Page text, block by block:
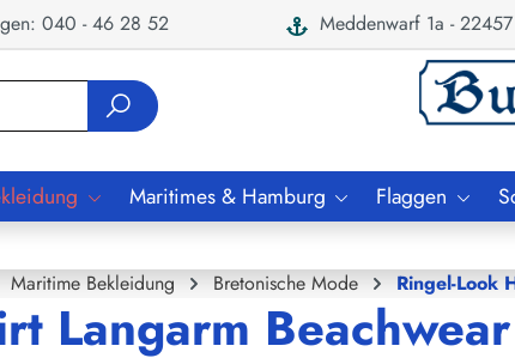
040 - 46 28 52 Meddenwarf 1a -
Maritimes & Hamburg Flaggen
Maritime Bekleidung Bretonische Mode Ringel-Look
Langarm Beachwear